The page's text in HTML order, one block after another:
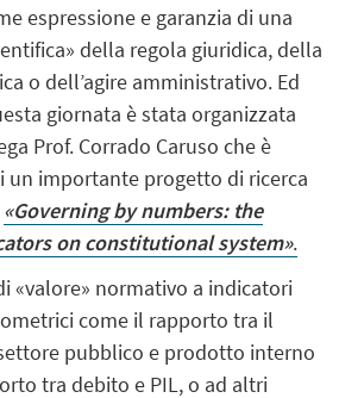
espressione e garanzia di una
della regola giuridica, della
o dell’agire amministrativo. Ed
giornata è stata organizzata
Prof. Corrado Caruso che è
un importante progetto di ricerca
«Governing by numbers: the
on constitutional system».
«valore» normativo a indicatori
come il rapporto tra il
pubblico e prodotto interno
tra debito e PIL, o ad altri